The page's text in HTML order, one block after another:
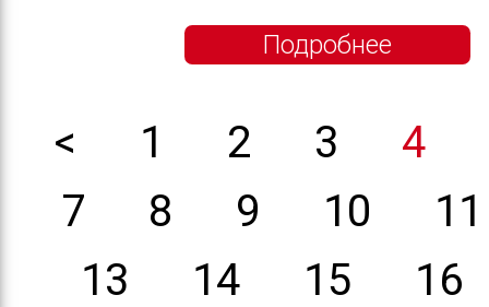
Подробнее
< 1 2 3
4
7
8 9 10
11
13
14 15
16